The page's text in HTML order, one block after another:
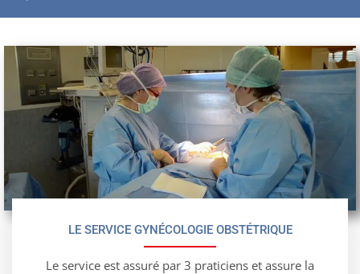
LE SERVICE GYNÉCOLOGIE OBSTÉTRIQUE
Le service est assuré par 3 praticiens et assure la